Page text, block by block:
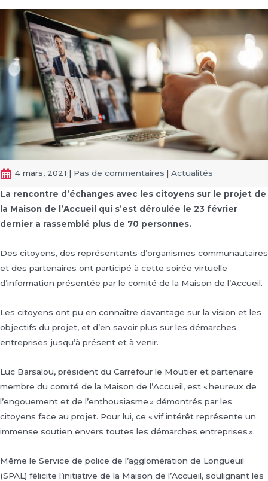
4 mars, 2021 | Pas de commentaires | Actualités
La rencontre d’échanges avec les citoyens sur le projet de
la Maison de l’Accueil qui s’est déroulée le 23 février
dernier a rassemblé plus de 70 personnes.
Des citoyens, des représentants d’organismes communautaires
et des partenaires ont participé à cette soirée virtuelle
d’information présentée par le comité de la Maison de l’Accueil.
Les citoyens ont pu en connaître davantage sur la vision et les
objectifs du projet, et d’en savoir plus sur les démarches
entreprises jusqu’à présent et à venir.
Luc Barsalou, président du Carrefour le Moutier et partenaire
membre du comité de la Maison de l’Accueil, est « heureux de
l’engouement et de l’enthousiasme » démontrés par les
citoyens face au projet. Pour lui, ce « vif intérêt représente un
immense soutien envers toutes les démarches entreprises ».
Même le Service de police de l’agglomération de Longueuil
(SPAL) félicite l’initiative de la Maison de l’Accueil, soulignant les